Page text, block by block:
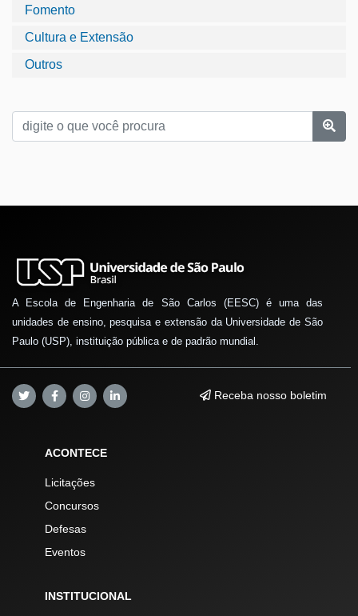
Fomento
Cultura e Extensão
Outros
A Escola de Engenharia de São Carlos (EESC) é uma das
unidades de ensino, pesquisa e extensão da Universidade de São
Paulo (USP), instituição pública e de padrão mundial.
Receba nosso boletim
ACONTECE
Licitações
Concursos
Defesas
Eventos
INSTITUCIONAL